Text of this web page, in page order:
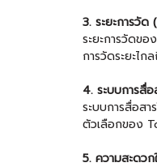
3. ระยะการวั
ระยะการวัดข
การวัดระยะไ
4. ระบบการสื่
ระบบการสื่อส
ตัวเลือกของ
5. ความสะดว